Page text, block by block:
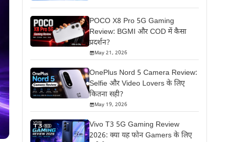
POCO X8 Pro 5G Gaming
Review: BGMI और COD में कैसा
प्रदर्शन?
May 21, 2026
OnePlus Nord 5 Camera Review:
Selfie और Video Lovers के लिए
कितना सही?
May 19, 2026
Vivo T3 5G Gaming Review
2026: क्या यह फोन Gamers के लिए